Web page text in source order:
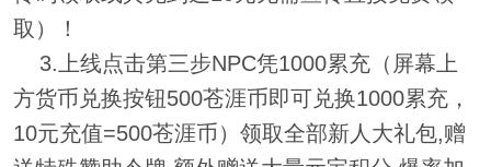
取）！
3.上线点击第三步NPC凭1000累充（屏幕上
方货币兑换按钮500苍涯币即可兑换1000累充，
10元充值=500苍涯币）领取全部新人大礼包,赠